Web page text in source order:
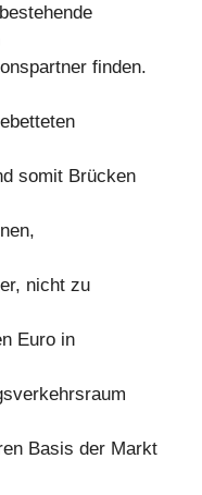
finden.
somit Brücken
nicht zu
Euro in
Basis der Markt